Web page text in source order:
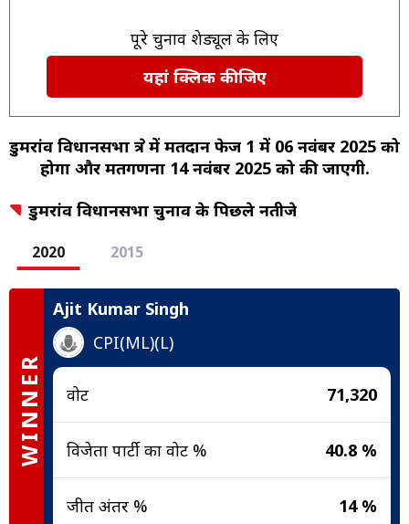
पूरे चुनाव शेड्यूल के लिए
यहां क्लिक कीजिए
डुमरांव विधानसभा क्षेत्र में मतदान फेज 1 में 06 नवंबर 2025 को
होगा और मतगणना 14 नवंबर 2025 को की जाएगी.
डुमरांव विधानसभा चुनाव के पिछले नतीजे
2020 2015
WINNER
Ajit Kumar Singh
CPI(ML)(L)
वोट 71,320
विजेता पार्टी का वोट % 40.8 %
जीत अंतर % 14 %